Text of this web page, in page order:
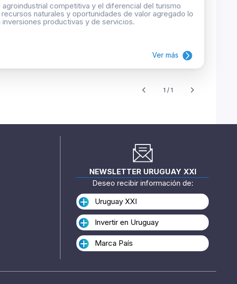
competitiva y el diferencial del turismo
naturales y oportunidades de valor agregado lo
productivas y de servicios.
Ver más
1 / 1
NEWSLETTER URUGUAY XXI
Deseo recibir información de:
Uruguay XXI
Invertir en Uruguay
Marca País